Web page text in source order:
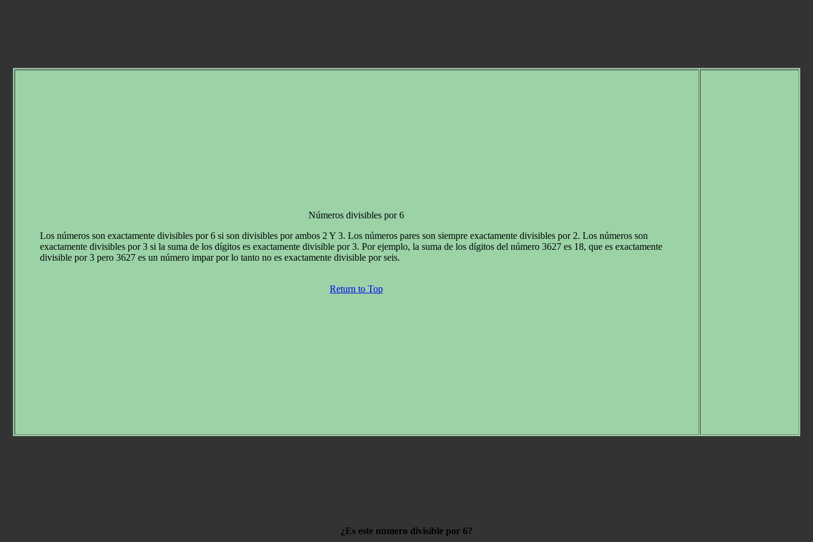
Números divisibles por 6
Los números son exactamente divisibles por 6 si son divisibles por ambos 2 Y 3. Los números pares son siempre exactamente divisibles por 2. Los números son
exactamente divisibles por 3 si la suma de los dígitos es exactamente divisible por 3. Por ejemplo, la suma de los dígitos del número 3627 es 18, que es exactamente
divisible por 3 pero 3627 es un número impar por lo tanto no es exactamente divisible por seis.
Return to Top
¿Es este número divisible por 6?